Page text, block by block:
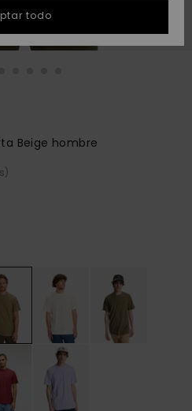
una
a
a
FAQ
Beige hombre
todo